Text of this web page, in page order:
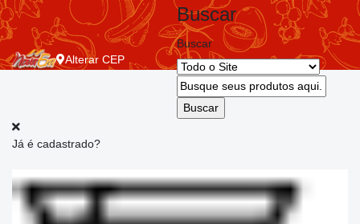
Alterar CEP
Buscar
Buscar
Já é cadastrado?